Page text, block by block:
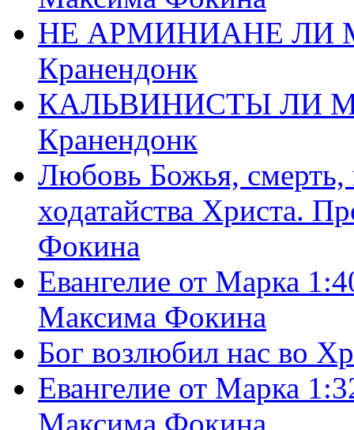
НЕ АРМИНИАНЕ ЛИ
Кранендонк
КАЛЬВИНИСТЫ ЛИ
Кранендонк
Любовь Божья, смерть,
ходатайства Христа.
Фокина
Евангелие от Марка
Максима Фокина
Бог возлюбил нас во
Евангелие от Марка
Максима Фокина